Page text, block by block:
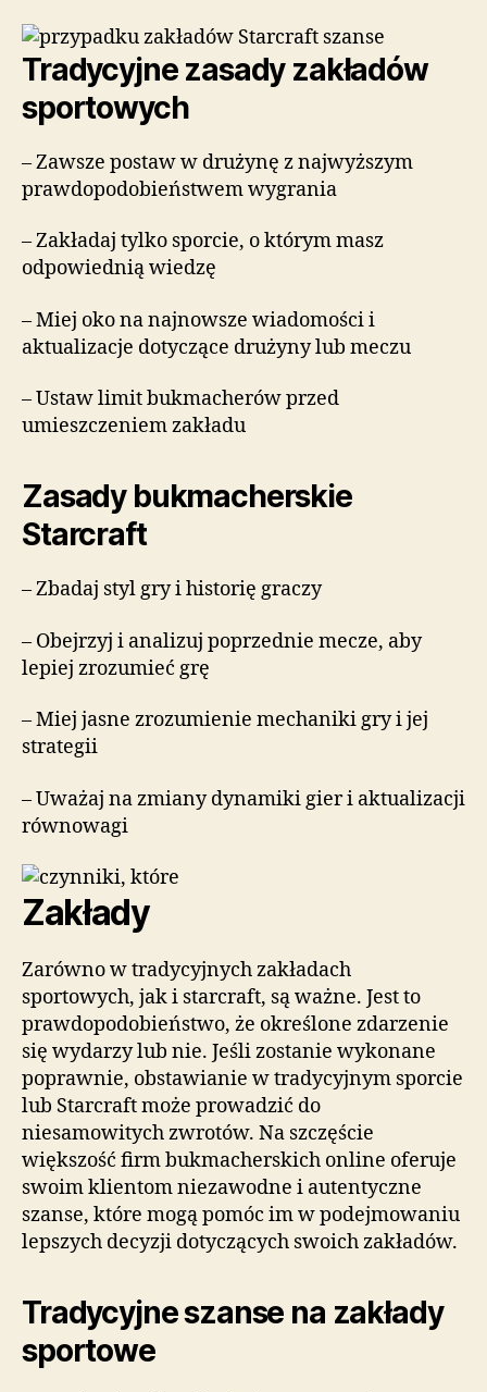
Tradycyjne zasady zakładów
sportowych
– Zawsze postaw w drużynę z najwyższym
prawdopodobieństwem wygrania
– Zakładaj tylko sporcie, o którym masz
odpowiednią wiedzę
– Miej oko na najnowsze wiadomości i
aktualizacje dotyczące drużyny lub meczu
– Ustaw limit bukmacherów przed
umieszczeniem zakładu
Zasady bukmacherskie
Starcraft
– Zbadaj styl gry i historię graczy
– Obejrzyj i analizuj poprzednie mecze, aby
lepiej zrozumieć grę
– Miej jasne zrozumienie mechaniki gry i jej
strategii
– Uważaj na zmiany dynamiki gier i aktualizacji
równowagi
Zakłady
Zarówno w tradycyjnych zakładach
sportowych, jak i starcraft, są ważne. Jest to
prawdopodobieństwo, że określone zdarzenie
się wydarzy lub nie. Jeśli zostanie wykonane
poprawnie, obstawianie w tradycyjnym sporcie
lub Starcraft może prowadzić do
niesamowitych zwrotów. Na szczęście
większość firm bukmacherskich online oferuje
swoim klientom niezawodne i autentyczne
szanse, które mogą pomóc im w podejmowaniu
lepszych decyzji dotyczących swoich zakładów.
Tradycyjne szanse na zakłady
sportowe